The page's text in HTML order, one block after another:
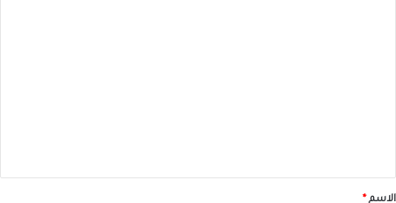
*الاسم *